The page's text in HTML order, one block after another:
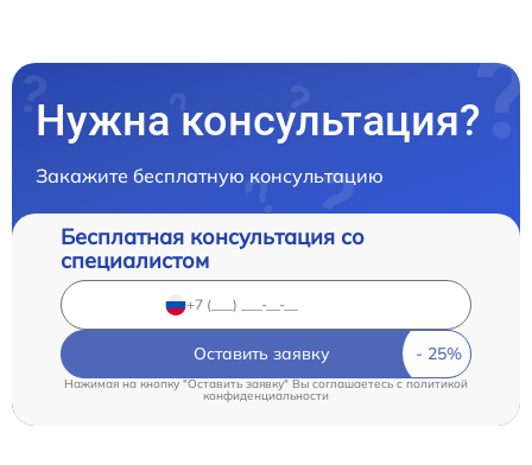
Нужна консультация?
Закажите бесплатную консультацию
Бесплатная консультация со
специалистом
Оставить заявку
Нажимая на кнопку "Оставить заявку" Вы соглашаетесь cполитикой
конфиденциальности